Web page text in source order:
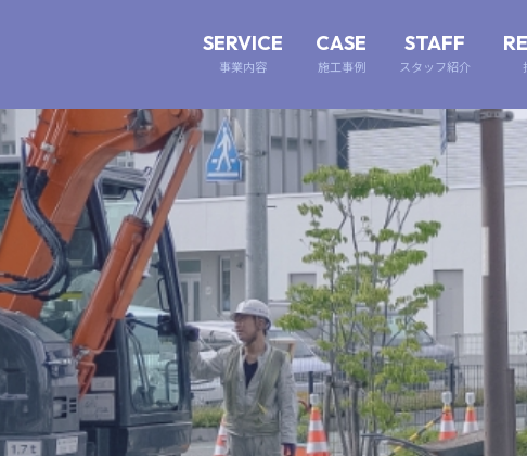
SERVICE
事業内容
CASE
施工事例
STAFF
スタッフ紹介